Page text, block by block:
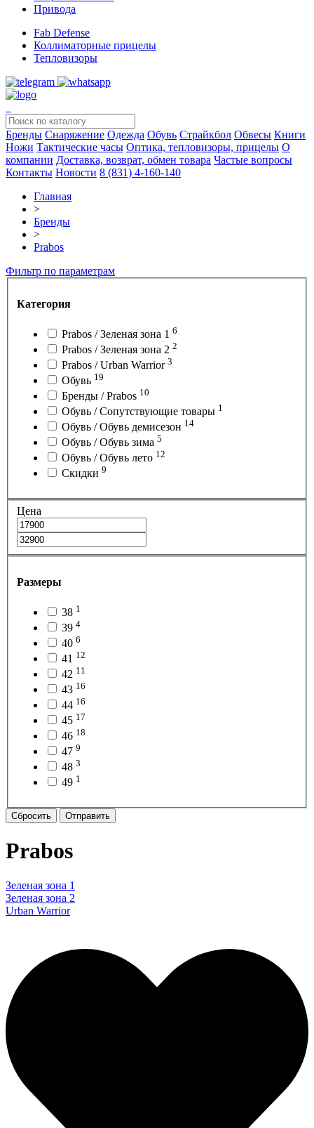
Привода
Fab Defense
Коллиматорные прицелы
Тепловизоры
Бренды Снаряжение Одежда Обувь Страйкбол Обвесы Книги
Ножи Тактические часы Оптика, тепловизоры, прицелы О
компании Доставка, возврат, обмен товара Частые вопросы
Контакты Новости 8 (831) 4-160-140
Главная
>
Бренды
>
Prabos
Фильтр по параметрам
Категория
Prabos / Зеленая зона 1 6
Prabos / Зеленая зона 2 2
Prabos / Urban Warrior 3
Обувь 19
Бренды / Prabos 10
Обувь / Сопутствующие товары 1
Обувь / Обувь демисезон 14
Обувь / Обувь зима 5
Обувь / Обувь лето 12
Cкидки 9
Цена
Размеры
38 1
39 4
40 6
41 12
42 11
43 16
44 16
45 17
46 18
47 9
48 3
49 1
Сбросить Отправить
Prabos
Зеленая зона 1
Зеленая зона 2
Urban Warrior